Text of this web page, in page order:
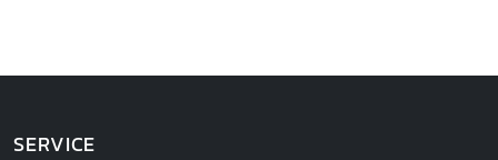
SERVICE